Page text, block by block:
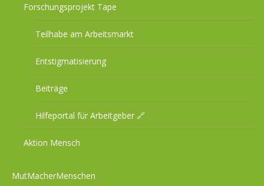
Forschungsprojekt Tape
Teilhabe am Arbeitsmarkt
Entstigmatisierung
Beiträge
Hilfeportal für Arbeitgeber 🔗
Aktion Mensch
MutMacherMenschen